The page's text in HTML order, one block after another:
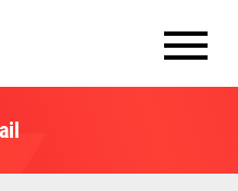
Infomaterial